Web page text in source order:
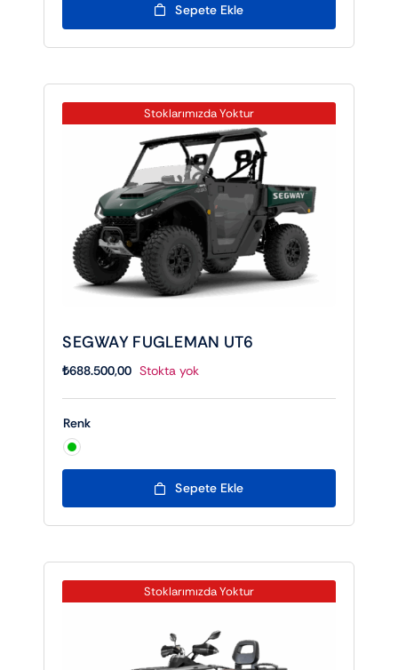
Sepete Ekle
Stoklarımızda Yoktur
SEGWAY FUGLEMAN UT6
₺688.500,00 Stokta yok
Renk
Sepete Ekle
Stoklarımızda Yoktur